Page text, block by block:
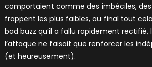
comportaient comme des imbéciles,
frappent les plus faibles, au final tout
bad buzz qu’il a fallu rapidement rectifié,
l’attaque ne faisait que renforcer les
(et heureusement).